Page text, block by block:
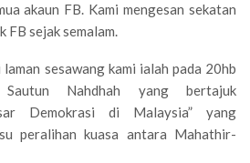
akaun FB. Kami mengesan sekatan
FB sejak semalam.
sesawang kami ialah pada 20hb
Nahdhah yang bertajuk
Demokrasi di Malaysia” yang
peralihan kuasa antara Mahathir-